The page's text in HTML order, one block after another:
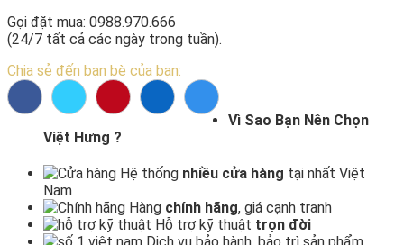
Gọi đặt mua: 0988.970.666
(24/7 tất cả các ngày trong tuần).
Chia sẻ đến bạn bè của bạn:
Vì Sao Bạn Nên Chọn
Việt Hưng ?
Hệ thống nhiều cửa hàng tại nhất Việt
Nam
Hàng chính hãng, giá cạnh tranh
Hỗ trợ kỹ thuật trọn đời